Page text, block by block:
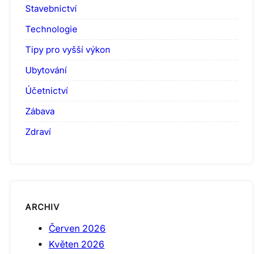
Stavebnictví
Technologie
Tipy pro vyšší výkon
Ubytování
Účetnictví
Zábava
Zdraví
ARCHIV
Červen 2026
Květen 2026